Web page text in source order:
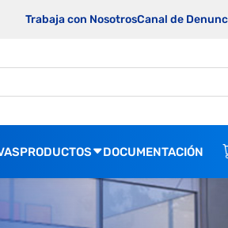
Trabaja con NosotrosCanal de
PRODUCTOS DOCUMENTACIÓN